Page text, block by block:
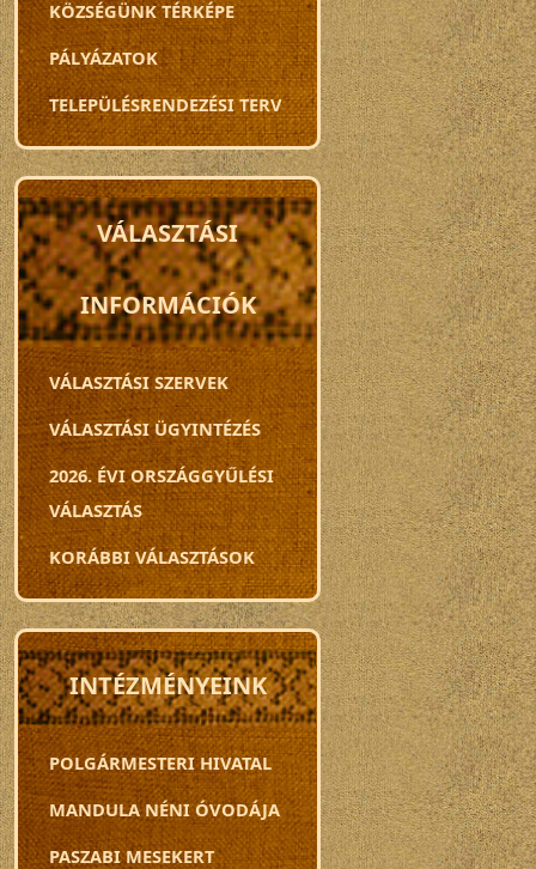
KÖZSÉGÜNK TÉRKÉPE
PÁLYÁZATOK
TELEPÜLÉSRENDEZÉSI TERV
VÁLASZTÁSI
INFORMÁCIÓK
VÁLASZTÁSI SZERVEK
VÁLASZTÁSI ÜGYINTÉZÉS
2026. ÉVI ORSZÁGGYŰLÉSI
VÁLASZTÁS
KORÁBBI VÁLASZTÁSOK
INTÉZMÉNYEINK
POLGÁRMESTERI HIVATAL
MANDULA NÉNI ÓVODÁJA
PASZABI MESEKERT